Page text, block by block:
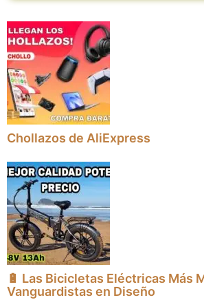
Chollazos de AliExpress
🔋 Las Bicicletas Eléctricas Más
Vanguardistas en Diseño